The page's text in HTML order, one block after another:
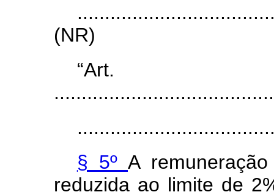
(NR)
§ 5º A
reduzida ao limite de